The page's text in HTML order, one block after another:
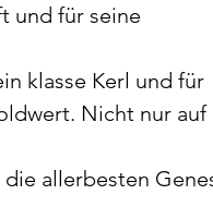
und für seine
klasse Kerl und für
Nicht nur
allerbesten